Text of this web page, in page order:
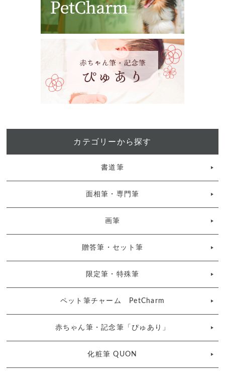
カテゴリーから探す
書道筆
面相筆・専門筆
画筆
贈答筆・セット筆
限定筆・特殊筆
ペット筆チャーム PetCharm
赤ちゃん筆・記念筆「ぴゅあり」
化粧筆 QUON